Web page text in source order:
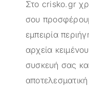
Στο crisko.gr
σου
εμπειρία
αρχεία
συσκευή σας